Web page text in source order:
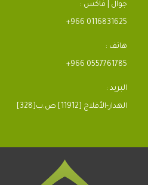
جوال | فاكس :
+966 0116831625
هاتف :
+966 0557761785
البريد :
[328]الهدار-الأفلاج [11912] ص.ب